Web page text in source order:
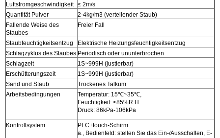
Luftstromgeschwindigkeit ≤ 2m/s
Quantität Pulver
2-4kg/m3 (verteilender Staub)
Fallende Weise des
Staubes
Freier Fall
Staubfeuchtigkeitsentzug
Elektrische Heizungsfeuchtigkeitsentzug
Schlagzyklus des Staubes Periodisch oder ununterbrochen
Schlagzeit
1S~999H (justierbar)
Erschütterungszeit
1S~999H (justierbar)
Sand und Staub
Trockenes Talkum
Arbeitsbedingungen
Temperatur: 15℃~35℃,
Feuchtigkeit: ≤85%R.H.
Druck: 86kPa-106kPa
Kontrollsystem
PLC+touch-Schirm
a., Bedienfeld: stellen Sie das Ein-/Ausschalten, E-